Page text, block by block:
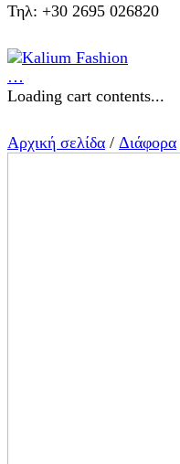
Τηλ: +30 2695 026820
…
Loading cart contents...
Αρχική σελίδα / Διάφορα